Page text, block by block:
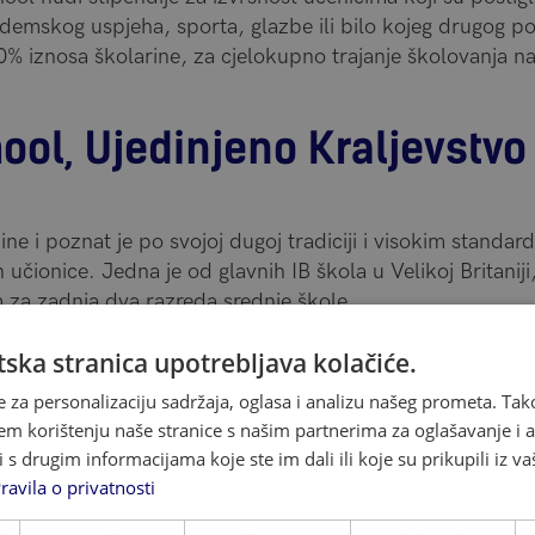
uspjeha, sporta, glazbe ili bilo kojeg drugog
iznosa školarine, za cjelokupno trajanje školovanja
Ujedinjeno Kraljevstvo
i poznat je po svojoj dugoj tradiciji i visokim
učionice. Jedna je od glavnih IB škola u Velikoj
zadnja dva razreda srednje škole.
s fleksibilnim pristupom u kojoj se stvaraju izvrsni
učenika, formiranje liderskih kvaliteta i vještina
Oakham:
stranica upotrebljava kolačiće.
za personalizaciju sadržaja, oglasa i analizu našeg prometa.
korištenju naše stranice s našim partnerima za oglašavanje i
drugim informacijama koje ste im dali ili koje su prikupili iz
o privatnosti